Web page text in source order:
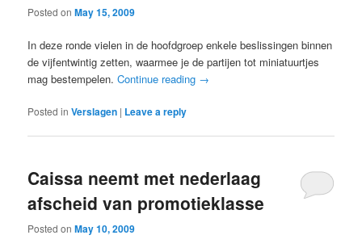
Posted onMay 15, 2009
In deze ronde vielen in de hoofdgroep enkele beslissingen binnen
de vijfentwintig zetten, waarmee je de partijen tot miniatuurtjes
mag bestempelen.Continue reading →
Posted in Verslagen | Leave a reply
Caissa neemt met nederlaag
afscheid van promotieklasse
Posted onMay 10, 2009